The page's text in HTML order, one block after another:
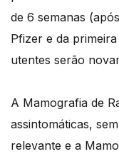
de 6 semanas
Pfizer e da
utentes serão
A Mamografia de
assintomáticas,
relevante e a